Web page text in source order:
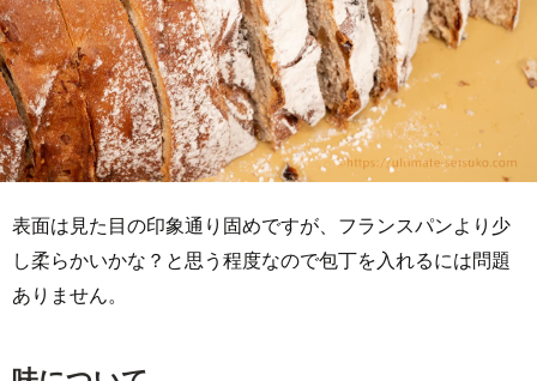
表面は見た目の印象通り固めですが、フランスパンより少
し柔らかいかな？と思う程度なので包丁を入れるには問題
ありません。